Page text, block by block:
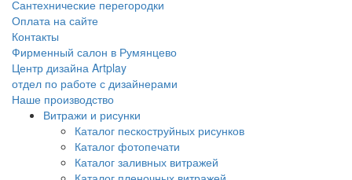
Сантехнические перегородки
Оплата на сайте
Контакты
Фирменный салон в Румянцево
Центр дизайна Artplay
отдел по работе с дизайнерами
Наше производство
Витражи и рисунки
Каталог пескоструйных рисунков
Каталог фотопечати
Каталог заливных витражей